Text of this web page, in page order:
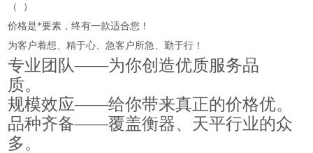
（
）
价格是*要素，终有一款适合您！
为客户着想、精于心、急客户所急、勤于行！
专业团队——为你创造优质服务品
质。
规模效应——给你带来真正的价格优。
品种齐备——覆盖衡器、天平行业的众
多。